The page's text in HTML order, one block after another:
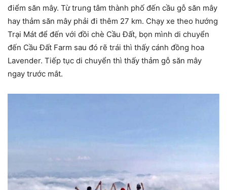
điểm săn mây. Từ trung tâm thành phố đến cầu gỗ săn mây
hay thảm săn mây phải đi thêm 27 km. Chạy xe theo hướng
Trại Mát để đến với đồi chè Cầu Đất, bọn mình di chuyển
đến Cầu Đất Farm sau đó rẽ trái thì thấy cánh đồng hoa
Lavender. Tiếp tục di chuyển thì thấy thảm gỗ săn mây
ngay trước mắt.